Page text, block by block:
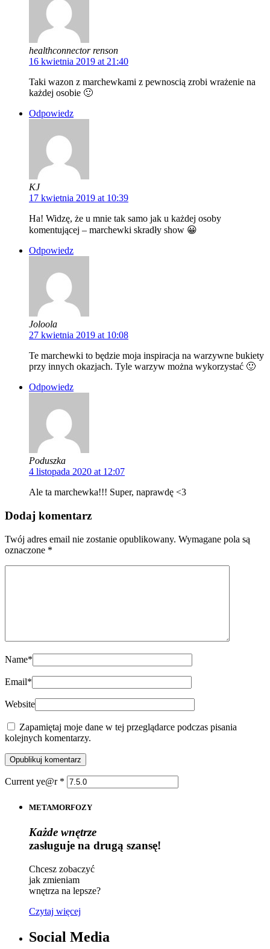
healthconnector renson
16 kwietnia 2019 at 21:40
Taki wazon z marchewkami z pewnoscią zrobi wrażenie na
każdej osobie 🙂
Odpowiedz
KJ
17 kwietnia 2019 at 10:39
Ha! Widzę, że u mnie tak samo jak u każdej osoby
komentującej – marchewki skradły show 😀
Odpowiedz
Joloola
27 kwietnia 2019 at 10:08
Te marchewki to będzie moja inspiracja na warzywne bukiety
przy innych okazjach. Tyle warzyw można wykorzystać 🙂
Odpowiedz
Poduszka
4 listopada 2020 at 12:07
Ale ta marchewka!!! Super, naprawdę <3
Dodaj komentarz
Twój adres email nie zostanie opublikowany. Wymagane pola są
oznaczone *
Name*
Email*
Website
Zapamiętaj moje dane w tej przeglądarce podczas pisania
kolejnych komentarzy.
Current ye@r *
METAMORFOZY
Każde wnętrze
zasługuje na drugą szansę!
Chcesz zobaczyć
jak zmieniam
wnętrza na lepsze?
Czytaj więcej
Social Media